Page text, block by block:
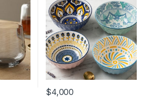
$4,000